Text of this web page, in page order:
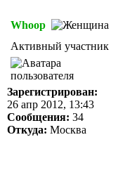
Whoop
Активный участник
Зарегистрирован:
26 апр 2012, 13:43
Сообщения: 34
Откуда: Москва